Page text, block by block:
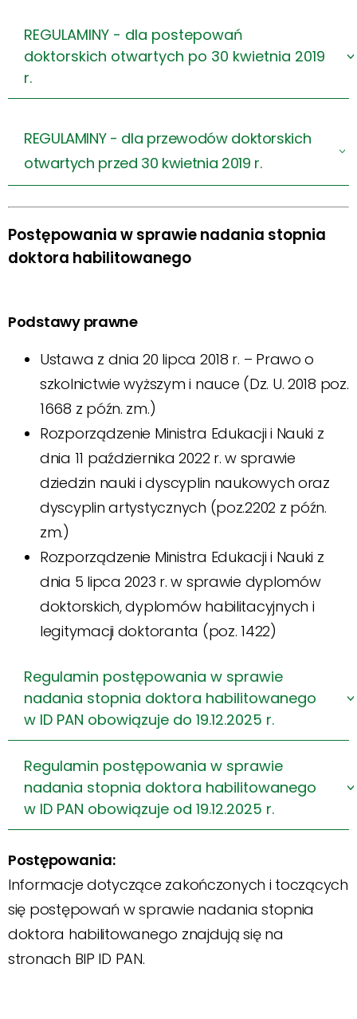
REGULAMINY - dla postepowań
doktorskich otwartych po 30 kwietnia 2019
r.
REGULAMINY - dla przewodów doktorskich
otwartych przed 30 kwietnia 2019 r.
>
Postępowania w sprawie nadania stopnia
doktora habilitowanego
Podstawy prawne
Ustawa z dnia 20 lipca 2018 r. – Prawo o
szkolnictwie wyższym i nauce (Dz. U. 2018 poz.
1668 z późn. zm.)
Rozporządzenie Ministra Edukacji i Nauki z
dnia 11 października 2022 r. w sprawie
dziedzin nauki i dyscyplin naukowych oraz
dyscyplin artystycznych (poz.2202 z późn.
zm.)
Rozporządzenie Ministra Edukacji i Nauki z
dnia 5 lipca 2023 r. w sprawie dyplomów
doktorskich, dyplomów habilitacyjnych i
legitymacji doktoranta (poz. 1422)
Regulamin postępowania w sprawie
nadania stopnia doktora habilitowanego
w ID PAN obowiązuje do 19.12.2025 r.
Regulamin postępowania w sprawie
nadania stopnia doktora habilitowanego
w ID PAN obowiązuje od 19.12.2025 r.
Postępowania:
Informacje dotyczące zakończonych i toczących
się postępowań w sprawie nadania stopnia
doktora habilitowanego znajdują się na
stronach BIP ID PAN.